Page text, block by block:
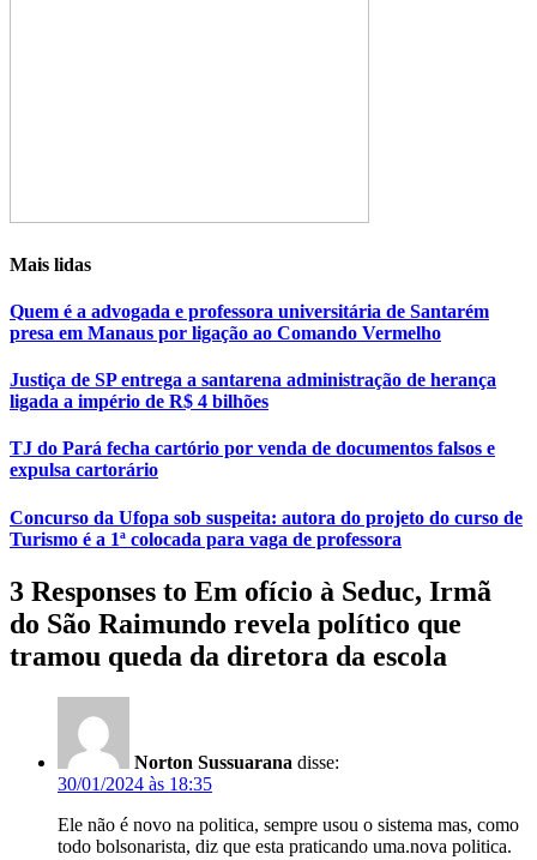
Mais lidas
Quem é a advogada e professora universitária de Santarém
presa em Manaus por ligação ao Comando Vermelho
Justiça de SP entrega a santarena administração de herança
ligada a império de R$ 4 bilhões
TJ do Pará fecha cartório por venda de documentos falsos e
expulsa cartorário
Concurso da Ufopa sob suspeita: autora do projeto do curso de
Turismo é a 1ª colocada para vaga de professora
3 Responses to Em ofício à Seduc, Irmã
do São Raimundo revela político que
tramou queda da diretora da escola
Norton Sussuarana disse:
30/01/2024 às 18:35
Ele não é novo na politica, sempre usou o sistema mas, como
todo bolsonarista, diz que esta praticando uma.nova politica.